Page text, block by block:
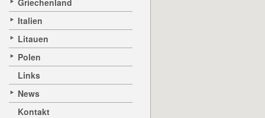
Griechenland
Italien
Litauen
Polen
Links
News
Kontakt